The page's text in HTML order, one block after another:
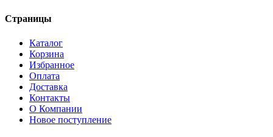
Страницы
Каталог
Корзина
Избранное
Оплата
Доставка
Контакты
О Компании
Новое поступление